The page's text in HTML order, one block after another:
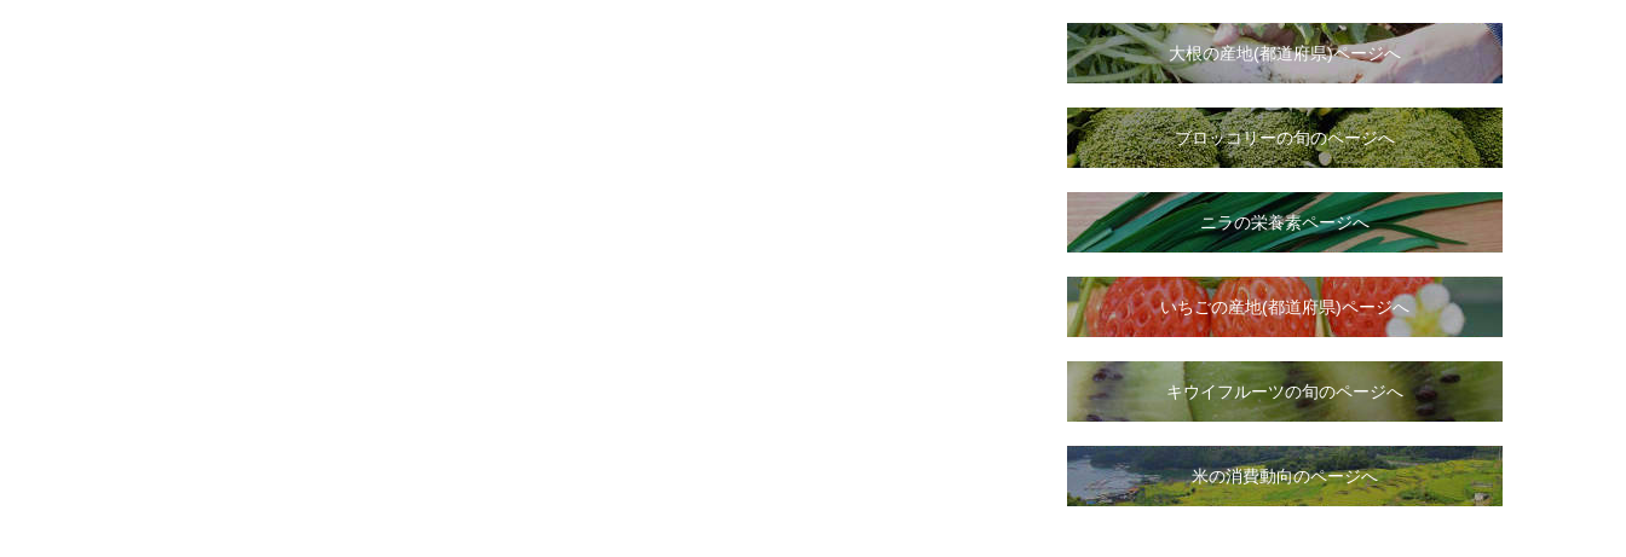
大根の産地(都道府県)ページへ
ブロッコリーの旬のページへ
ニラの栄養素ページへ
いちごの産地(都道府県)ページへ
キウイフルーツの旬のページへ
米の消費動向のページへ